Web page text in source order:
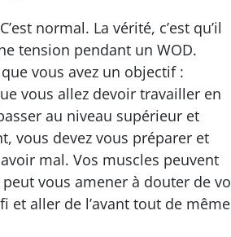
normal. La vérité, c’est qu’il
tension pendant un WOD.
vous avez un objectif :
vous allez devoir travailler en
au niveau supérieur et
vous devez vous préparer et
mal. Vos muscles peuvent
vous amener à douter de
et aller de l’avant tout de